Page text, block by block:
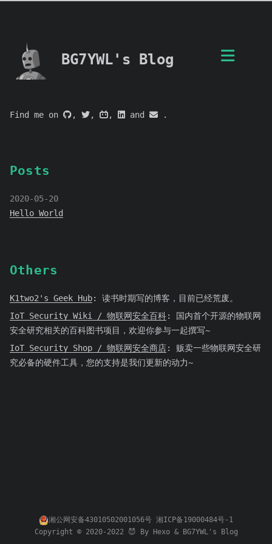
BG7YWL's Blog
Find me on , , , and .
Posts
2020-05-20
Hello World
Others
K1two2's Geek Hub: 读书时期写的博客，目前已经荒废。
IoT Security Wiki / 物联网安全百科:
国内首个开源的物联网
安全研究相关的百科图书项目，欢迎你参与一起撰写~
IoT Security Shop / 物联网安全商店: 贩卖一些物联网安全研
究必备的硬件工具，您的支持是我们更新的动力~
湘公网安备43010502001056号 湘ICP备19000484号-1
Copyright © 2020-2022 😈 By
Hexo& BG7YWL's Blog